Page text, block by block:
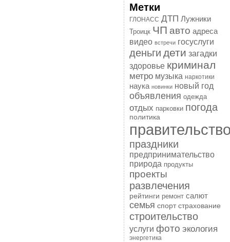
Метки
ГЛОНАСС ДТП Лужники
Троицк ЧП авто адреса
видео встречи госуслуги
деньги дети загадки
здоровье криминал
метро музыка наркотики
наука новинки новый год
объявления одежда
отдых парковки погода
политика
праздники
предпринимательство
природа продукты
проекты
развлечения
рейтинги ремонт салют
семья спорт страхование
строительство
услуги фото экология
энергетика